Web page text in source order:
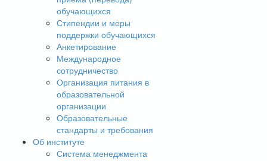
обучающихся
Стипендии и меры
поддержки обучающихся
Анкетирование
Международное
сотрудничество
Организация питания в
образовательной
организации
Образовательные
стандарты и требования
Об институте
Система менеджмента